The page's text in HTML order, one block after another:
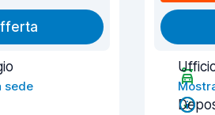
sede